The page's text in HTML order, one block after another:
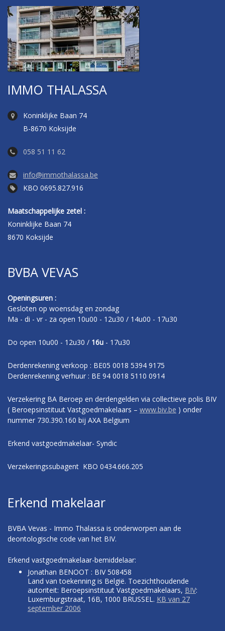
IMMO THALASSA
Koninklijke Baan 74
B-8670 Koksijde
058 51 11 62
info@immothalassa.be
KBO 0695.827.916
Maatschappelijke zetel :
Koninklijke Baan 74
8670 Koksijde
BVBA VEVAS
Openingsuren :
Gesloten op woensdag en zondag
Ma - di - vr - za open 10u00 - 12u30 / 14u00 - 17u30
Do open 10u00 - 12u30 / 16u - 17u30
Derdenrekening verkoop : BE05 0018 5394 9175
Derdenrekening verhuur : BE 94 0018 5110 0914
Verzekering BA Beroep en derdengelden via collectieve polis BIV
( Beroepsinstituut Vastgoedmakelaars – www.biv.be ) onder
nummer 730.390.160 bij AXA Belgium
Erkend vastgoedmakelaar- Syndic
Verzekeringssubagent KBO 0434.666.205
Erkend makelaar
BVBA Vevas - Immo Thalassa is onderworpen aan de
deontologische code van het BIV.
Erkend vastgoedmakelaar-bemiddelaar:
Jonathan BENOOT : BIV 508458
Land van toekenning is België. Toezichthoudende
autoriteit: Beroepsinstituut Vastgoedmakelaars, BIV:
Luxemburgstraat, 16B, 1000 BRUSSEL. KB van 27
september 2006